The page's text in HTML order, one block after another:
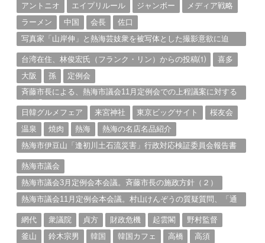
アントニオ
エイプリルール ジャンボー
メディア戦略
ラーメン
中国 会長
佐口
写真家「山岸伸」と熱海芸妓衆を被写体とした撮影意欲に迫
台湾在住、林俊宏氏（フランク・リン）からの投稿⑴
喜多
大阪
孫
定例会
斉藤市長による、熱海市議会11月定例会での上程議案に対する
日韓グルメフェア
来宮神社 東京ビッグサイト
桜友会
温泉
焼肉 熱海
熱海の名店名品紹介
熱海市伊豆山「逢初川土石流災害」行政対応検証委員会報告書
熱海市議会
熱海市議会3月定例会本会議。斉藤市長の施政方針（２）
熱海市議会11月定例会本会議。村山けんぞうの質疑質問、「通
網代
衆議院 貞方 財政危機 起雲閣
野村監督
釜山
鈴木宗男 韓国 韓国カフェ 高橋 高須